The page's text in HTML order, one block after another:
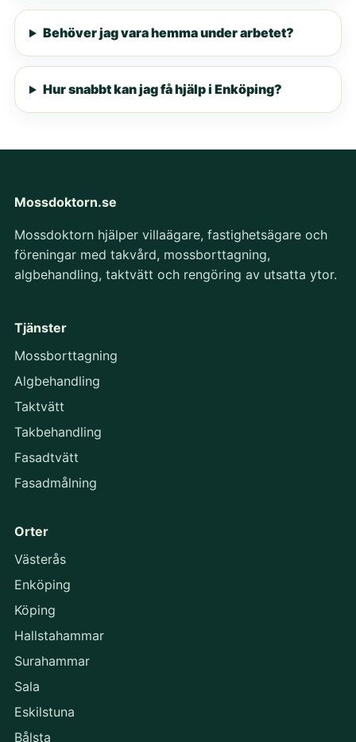
Behöver jag vara hemma under arbetet?
Hur snabbt kan jag få hjälp i Enköping?
Mossdoktorn.se
Mossdoktorn hjälper villaägare, fastighetsägare och
föreningar med takvård, mossborttagning,
algbehandling, taktvätt och rengöring av utsatta ytor.
Tjänster
Mossborttagning
Algbehandling
Taktvätt
Takbehandling
Fasadtvätt
Fasadmålning
Orter
Västerås
Enköping
Köping
Hallstahammar
Surahammar
Sala
Eskilstuna
Bålsta